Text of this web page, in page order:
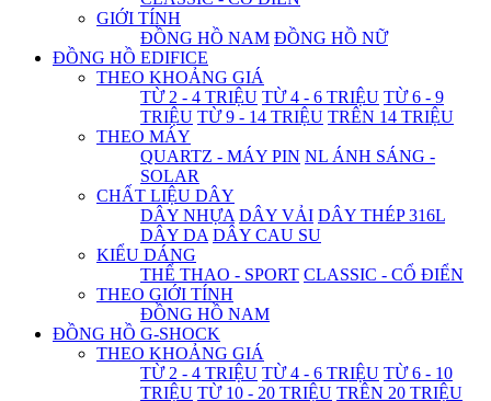
GIỚI TÍNH
ĐỒNG HỒ NAM ĐỒNG HỒ NỮ
ĐỒNG HỒ EDIFICE
THEO KHOẢNG GIÁ
TỪ 2 - 4 TRIỆU TỪ 4 - 6 TRIỆU TỪ 6 - 9
TRIỆU TỪ 9 - 14 TRIỆU TRÊN 14 TRIỆU
THEO MÁY
QUARTZ - MÁY PIN NL ÁNH SÁNG -
SOLAR
CHẤT LIỆU DÂY
DÂY NHỰA DÂY VẢI DÂY THÉP 316L
DÂY DA DÂY CAU SU
KIỂU DÁNG
THỂ THAO - SPORT CLASSIC - CỔ ĐIỂN
THEO GIỚI TÍNH
ĐỒNG HỒ NAM
ĐỒNG HỒ G-SHOCK
THEO KHOẢNG GIÁ
TỪ 2 - 4 TRIỆU TỪ 4 - 6 TRIỆU TỪ 6 - 10
TRIỆU TỪ 10 - 20 TRIỆU TRÊN 20 TRIỆU